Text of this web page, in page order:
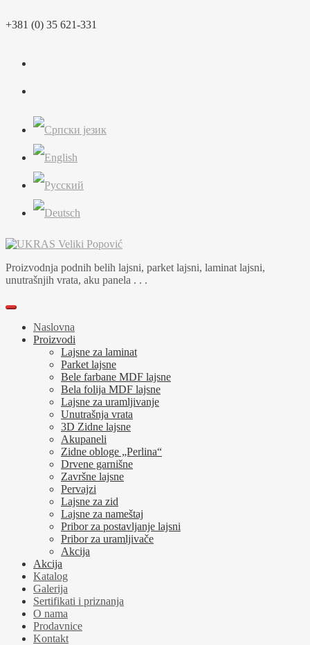
to
+381 (0) 35 621-331
Proizvodnja podnih belih lajsni, parket lajsni, laminat lajsni,
unutrašnjih vrata, aku panela . . .
Naslovna
Proizvodi
Lajsne za laminat
Parket lajsne
Bele farbane MDF lajsne
Bela folija MDF lajsne
Lajsne za uramljivanje
Unutrašnja vrata
3D Zidne lajsne
Akupaneli
Zidne obloge „Perlina“
Drvene garnišne
Završne lajsne
Pervajzi
Lajsne za zid
Lajsne za nameštaj
Pribor za postavljanje lajsni
Pribor za uramljivače
Akcija
Akcija
Katalog
Galerija
Sertifikati i priznanja
O nama
Prodavnice
Kontakt